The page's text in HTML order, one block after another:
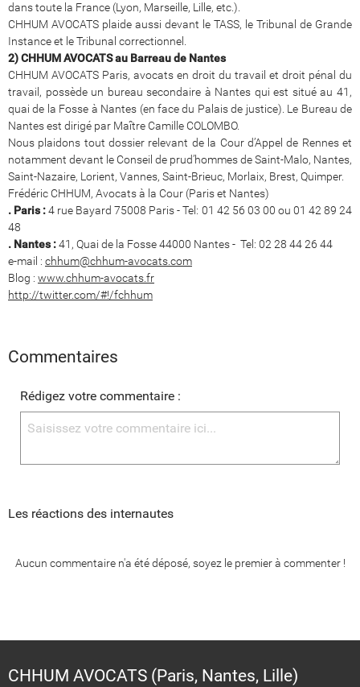
dans toute la France (Lyon, Marseille, Lille, etc.).
CHHUM AVOCATS plaide aussi devant le TASS, le Tribunal de Grande
Instance et le Tribunal correctionnel.
2) CHHUM AVOCATS au Barreau de Nantes
CHHUM AVOCATS Paris, avocats en droit du travail et droit pénal du
travail, possède un bureau secondaire à Nantes qui est situé au 41,
quai de la Fosse à Nantes (en face du Palais de justice). Le Bureau de
Nantes est dirigé par Maître Camille COLOMBO.
Nous plaidons tout dossier relevant de la Cour d’Appel de Rennes et
notamment devant le Conseil de prud’hommes de Saint-Malo, Nantes,
Saint-Nazaire, Lorient, Vannes, Saint-Brieuc, Morlaix, Brest, Quimper.
Frédéric CHHUM, Avocats à la Cour (Paris et Nantes)
. Paris :4 rue Bayard 75008 Paris - Tel: 01 42 56 03 00 ou 01 42 89 24
48
. Nantes :41, Quai de la Fosse 44000 Nantes - Tel: 02 28 44 26 44
e-mail : chhum@chhum-avocats.com
Blog : www.chhum-avocats.fr
http://twitter.com/#!/fchhum
Commentaires
Rédigez votre commentaire :
Les réactions des internautes
Aucun commentaire n'a été déposé, soyez le premier à commenter !
CHHUM AVOCATS (Paris, Nantes, Lille)